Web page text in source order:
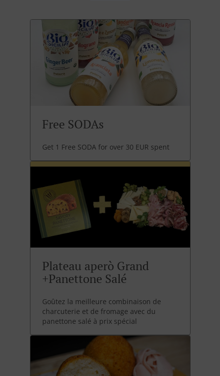
Free SODAs
Get 1 Free SODA for over 30 EUR spent
Plateau aperò Grand
+Panettone Salé
Goûtez la meilleure combinaison de
charcuterie et de fromage avec du
panettone salé à prix spécial